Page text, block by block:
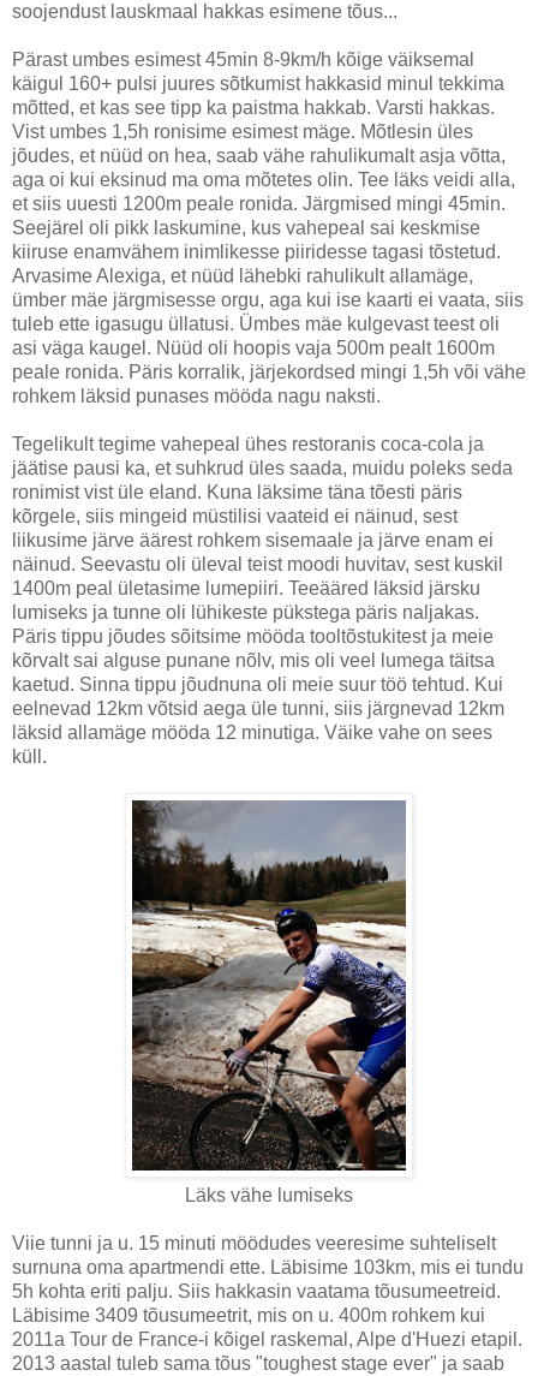
soojendust lauskmaal hakkas esimene tõus...
Pärast umbes esimest 45min 8-9km/h kõige väiksemal
käigul 160+ pulsi juures sõtkumist hakkasid minul tekkima
mõtted, et kas see tipp ka paistma hakkab. Varsti hakkas.
Vist umbes 1,5h ronisime esimest mäge. Mõtlesin üles
jõudes, et nüüd on hea, saab vähe rahulikumalt asja võtta,
aga oi kui eksinud ma oma mõtetes olin. Tee läks veidi alla,
et siis uuesti 1200m peale ronida. Järgmised mingi 45min.
Seejärel oli pikk laskumine, kus vahepeal sai keskmise
kiiruse enamvähem inimlikesse piiridesse tagasi tõstetud.
Arvasime Alexiga, et nüüd lähebki rahulikult allamäge,
ümber mäe järgmisesse orgu, aga kui ise kaarti ei vaata, siis
tuleb ette igasugu üllatusi. Ümbes mäe kulgevast teest oli
asi väga kaugel. Nüüd oli hoopis vaja 500m pealt 1600m
peale ronida. Päris korralik, järjekordsed mingi 1,5h või vähe
rohkem läksid punases mööda nagu naksti.
Tegelikult tegime vahepeal ühes restoranis coca-cola ja
jäätise pausi ka, et suhkrud üles saada, muidu poleks seda
ronimist vist üle eland. Kuna läksime täna tõesti päris
kõrgele, siis mingeid müstilisi vaateid ei näinud, sest
liikusime järve äärest rohkem sisemaale ja järve enam ei
näinud. Seevastu oli üleval teist moodi huvitav, sest kuskil
1400m peal ületasime lumepiiri. Teeääred läksid järsku
lumiseks ja tunne oli lühikeste pükstega päris naljakas.
Päris tippu jõudes sõitsime mööda tooltõstukitest ja meie
kõrvalt sai alguse punane nõlv, mis oli veel lumega täitsa
kaetud. Sinna tippu jõudnuna oli meie suur töö tehtud. Kui
eelnevad 12km võtsid aega üle tunni, siis järgnevad 12km
läksid allamäge mööda 12 minutiga. Väike vahe on sees
küll.
Läks vähe lumiseks
Viie tunni ja u. 15 minuti möödudes veeresime suhteliselt
surnuna oma apartmendi ette. Läbisime 103km, mis ei tundu
5h kohta eriti palju. Siis hakkasin vaatama tõusumeetreid.
Läbisime 3409 tõusumeetrit, mis on u. 400m rohkem kui
2011a Tour de France-i kõigel raskemal, Alpe d'Huezi etapil.
2013 aastal tuleb sama tõus "toughest stage ever" ja saab